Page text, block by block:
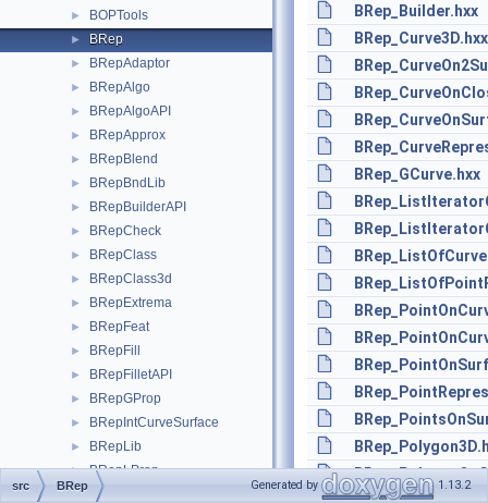
► BOPTools
► BRep
► BRepAdaptor
► BRepAlgo
► BRepAlgoAPI
► BRepApprox
► BRepBlend
► BRepBndLib
► BRepBuilderAPI
► BRepCheck
► BRepClass
► BRepClass3d
► BRepExtrema
► BRepFeat
► BRepFill
► BRepFilletAPI
► BRepGProp
► BRepIntCurveSurface
► BRepLib
► BRepLProp
► BRepMAT2d
BRep_Builder.hxx
BRep_Curve3D.hxx
BRep_GCurve.hxx
src BRep Generated by 1.13.2